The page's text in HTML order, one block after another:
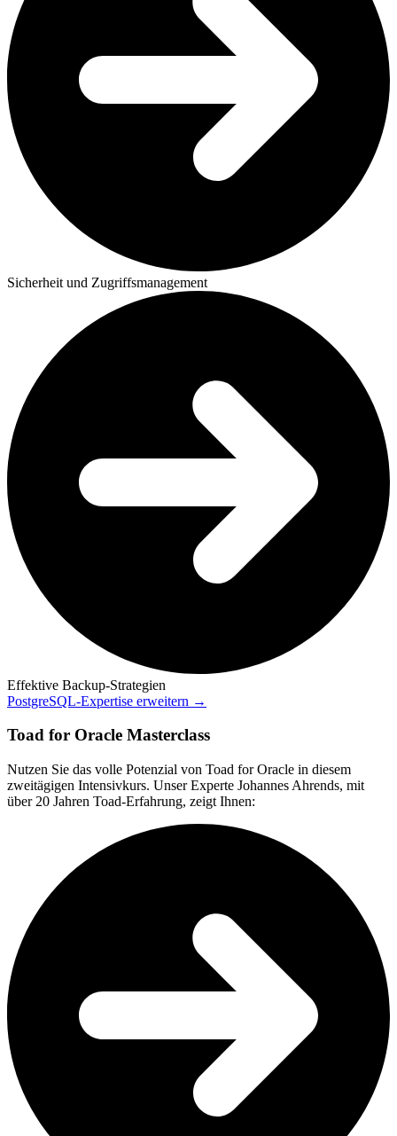
Sicherheit und Zugriffsmanagement
Effektive Backup-Strategien
PostgreSQL-Expertise erweitern →
Toad for Oracle Masterclass
Nutzen Sie das volle Potenzial von Toad for Oracle in diesem
zweitägigen Intensivkurs. Unser Experte Johannes Ahrends, mit
über 20 Jahren Toad-Erfahrung, zeigt Ihnen: